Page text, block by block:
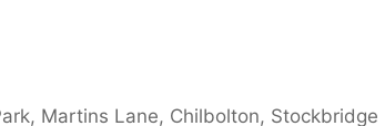
Martins Lane, Chilbolton, Stockbridge